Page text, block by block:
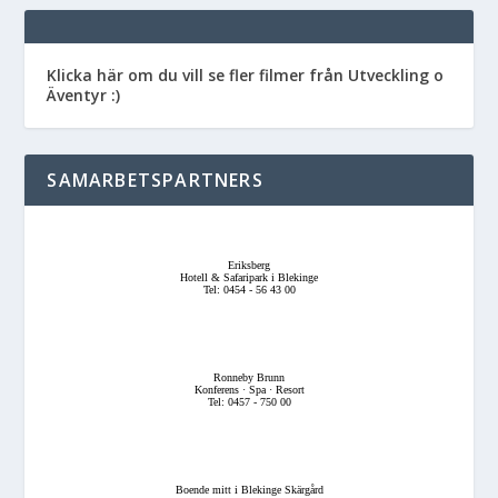
Klicka här om du vill se fler filmer från Utveckling o
Äventyr :)
SAMARBETSPARTNERS
Eriksberg
Hotell & Safaripark i Blekinge
Tel: 0454 - 56 43 00
Ronneby Brunn
Konferens · Spa · Resort
Tel: 0457 - 750 00
Boende mitt i Blekinge Skärgård